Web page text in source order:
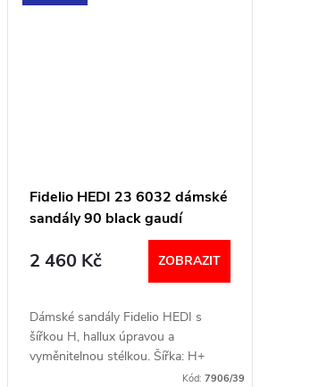
Fidelio HEDI 23 6032 dámské
sandály 90 black gaudí
2 460 Kč ZOBRAZIT
Dámské sandály Fidelio HEDI s
šířkou H, hallux úpravou a
vyměnitelnou stélkou. Šířka: H+
(širší) Velikostní tabulka níže v textu
Kód: 7906/39